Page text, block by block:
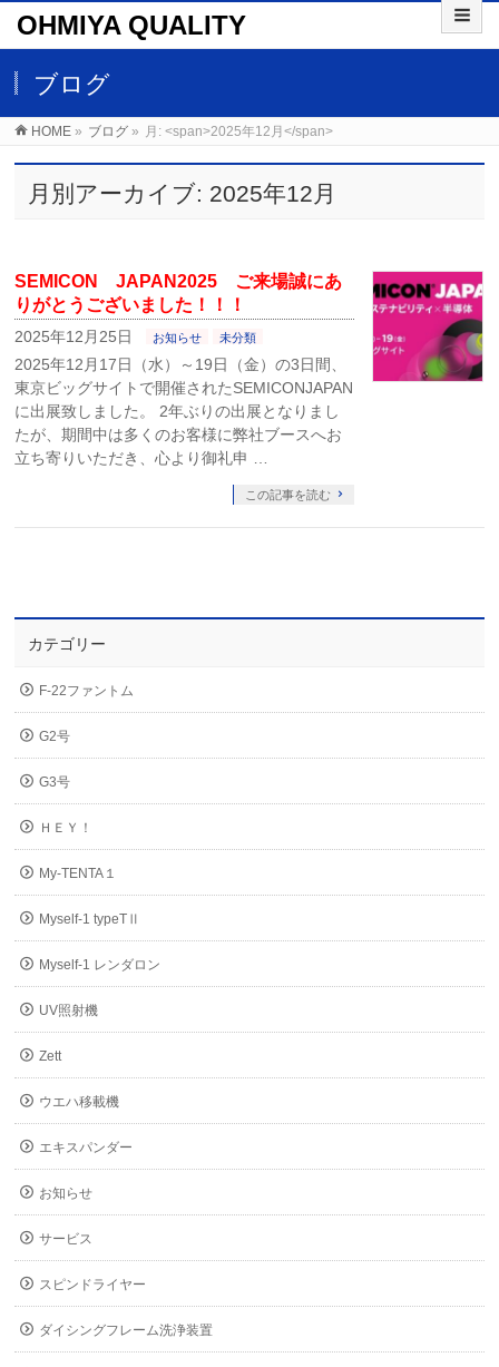
OHMIYA QUALITY
ブログ
HOME » ブログ » 月: <span>2025年12月</span>
月別アーカイブ: 2025年12月
SEMICON JAPAN2025 ご来場誠にあ
りがとうございました！！！
2025年12月25日 お知らせ 未分類
2025年12月17日（水）～19日（金）の3日間、
東京ビッグサイトで開催されたSEMICONJAPAN
に出展致しました。 2年ぶりの出展となりまし
たが、期間中は多くのお客様に弊社ブースへお
立ち寄りいただき、心より御礼申 …
この記事を読む
カテゴリー
F-22ファントム
G2号
G3号
ＨＥＹ！
My-TENTA１
Myself-1 typeTⅡ
Myself-1 レンダロン
UV照射機
Zett
ウエハ移載機
エキスパンダー
お知らせ
サービス
スピンドライヤー
ダイシングフレーム洗浄装置